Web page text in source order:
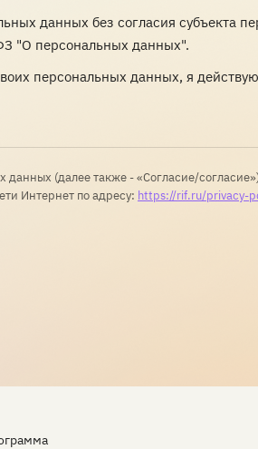
данных без согласия
"О персональных данных".
персональных данных, я
данных (далее также - «Согласие/
Интернет по адресу: https://rif.ru/privacy-